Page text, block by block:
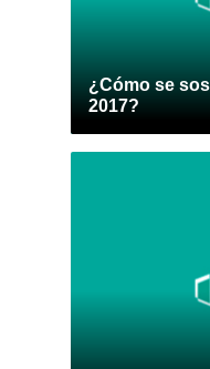
¿Cómo se
2017?